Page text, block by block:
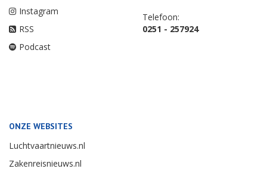
Instagram
RSS
Podcast
Telefoon:
0251 - 257924
ONZE WEBSITES
Luchtvaartnieuws.nl
Zakenreisnieuws.nl